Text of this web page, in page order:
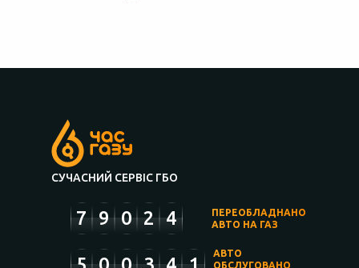
СУЧАСНИЙ СЕРВІС ГБО
7 9 0 2 4
ПЕРЕОБЛАДНАНО
АВТО НА ГАЗ
АВТО
ОБСЛУГОВАНО